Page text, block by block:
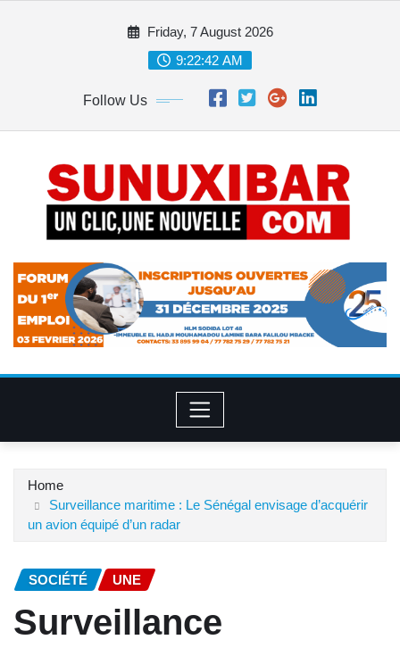
Friday, 7 August 2026
9:22:43 AM
Follow Us
Home
Surveillance maritime : Le Sénégal envisage d’acquérir
un avion équipé d’un radar
SOCIÉTÉ UNE
Surveillance